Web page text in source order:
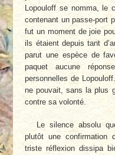
Lopouloff se nomma, le
contenant un passe-port
fut un moment de joie
ils étaient depuis tant
parut une espèce de
paquet aucune
personnelles de
ne pouvait, sans la plus
contre sa volonté.
Le silence absolu
plutôt une confirmation
triste réflexion dissipa